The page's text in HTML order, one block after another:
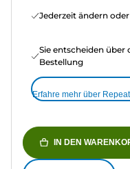
Jederzeit ändern
Sie entscheiden über
Bestellung
Erfahre mehr über
IN DEN